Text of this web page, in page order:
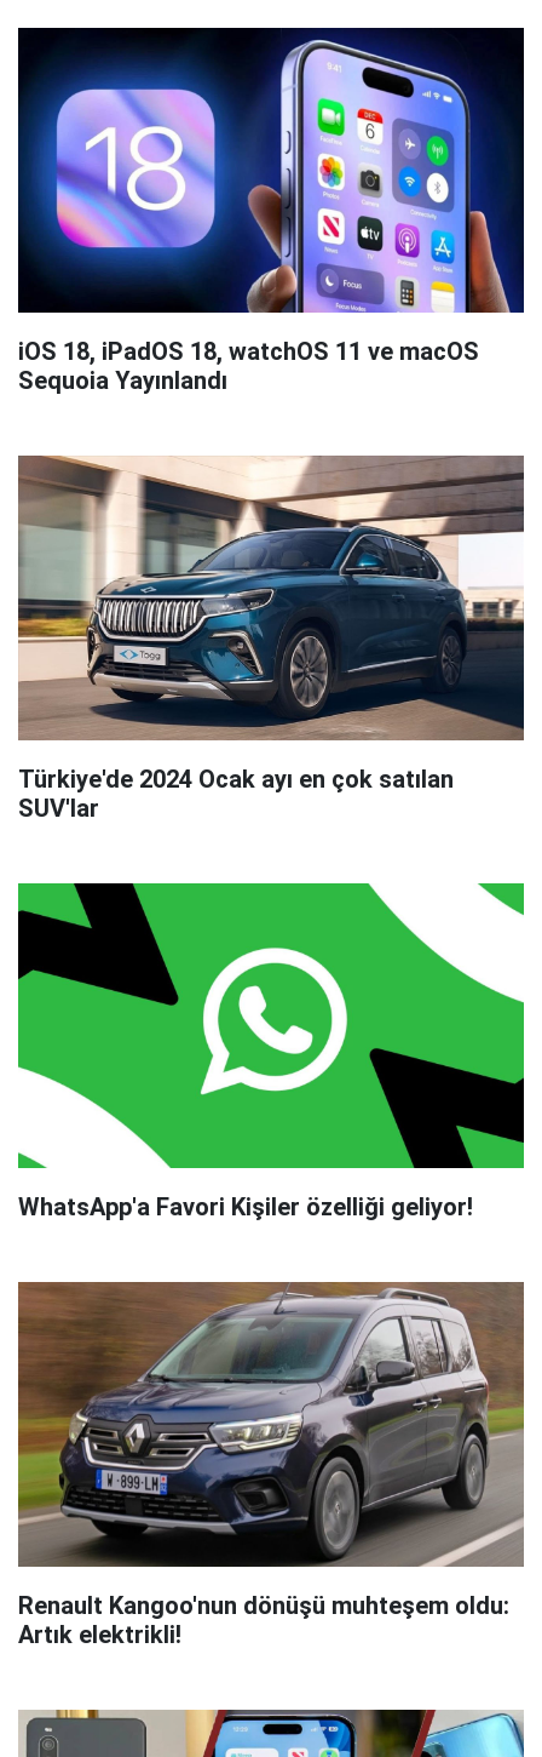
iOS 18, iPadOS 18, watchOS 11 ve macOS
Sequoia Yayınlandı
Türkiye'de 2024 Ocak ayı en çok satılan
SUV'lar
WhatsApp'a Favori Kişiler özelliği geliyor!
Renault Kangoo'nun dönüşü muhteşem oldu:
Artık elektrikli!